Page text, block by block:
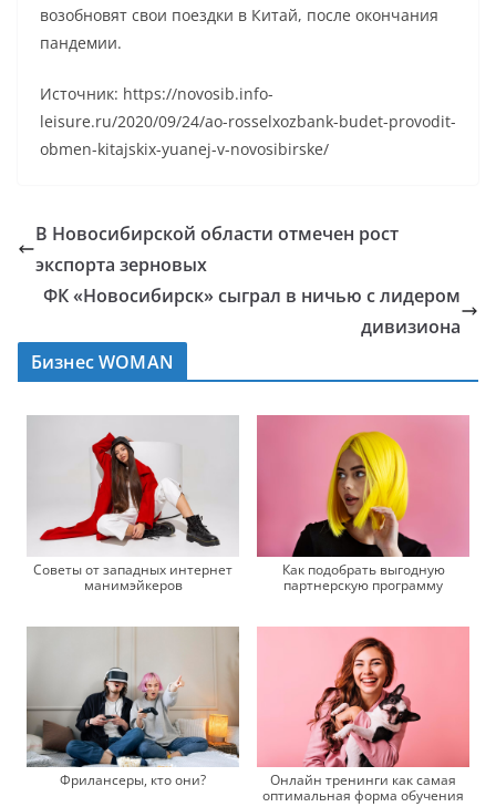
возобновят свои поездки в Китай, после окончания
пандемии.
Источник: https://novosib.info-
leisure.ru/2020/09/24/ao-rosselxozbank-budet-provodit-
obmen-kitajskix-yuanej-v-novosibirske/
В Новосибирской области отмечен рост
экспорта зерновых
ФК «Новосибирск» сыграл в ничью с лидером
дивизиона
Бизнес WOMAN
Советы от западных интернет
манимэйкеров
Как подобрать выгодную
партнерскую программу
Фрилансеры, кто они?
Онлайн тренинги как самая
оптимальная форма обучения